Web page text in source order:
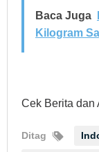
Baca Juga
Kilogram
Cek Berita dan
Ditag